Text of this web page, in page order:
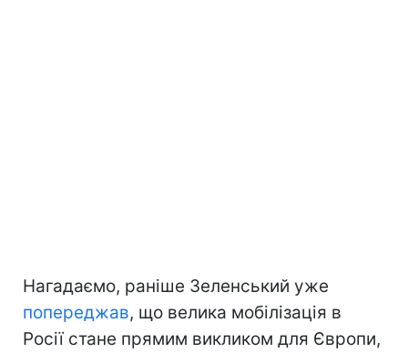
Нагадаємо, раніше Зеленський уже
попереджав, що велика мобілізація в
Росії стане прямим викликом для Європи,